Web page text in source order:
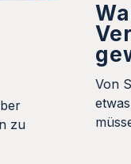
zu
Von